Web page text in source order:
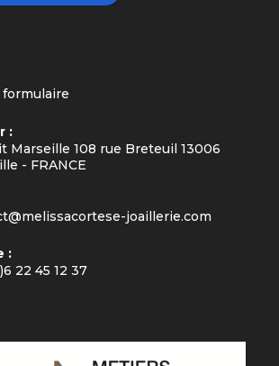
formulaire
:
Marseille 108 rue Breteuil 13006
- FRANCE
joaillerie.com
:
22 45 12 37